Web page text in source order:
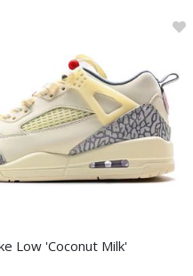
Low 'Coconut Milk'